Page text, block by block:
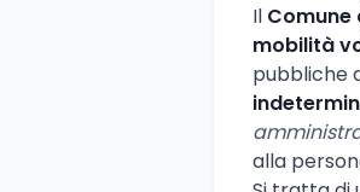
Il Comune
mobilità
pubbliche
alla